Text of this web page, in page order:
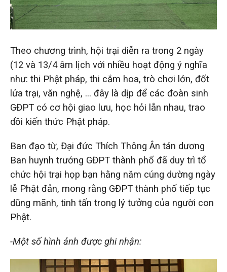
Theo chương trình, hội trại diễn ra trong 2 ngày
(12 và 13/4 âm lịch với nhiều hoạt động ý nghĩa
như: thi Phật pháp, thi cắm hoa, trò chơi lớn, đốt
lửa trại, văn nghệ, … đây là dịp để các đoàn sinh
GĐPT có cơ hội giao lưu, học hỏi lẫn nhau, trao
dồi kiến thức Phật pháp.
Ban đạo từ, Đại đức Thích Thông Ân tán dương
Ban huynh trưởng GĐPT thành phố đã duy trì tổ
chức hội trại họp bạn hằng năm cúng dường ngày
lễ Phật đản, mong rằng GĐPT thành phố tiếp tục
dũng mãnh, tinh tấn trong lý tưởng của người con
Phật.
-Một số hình ảnh được ghi nhận: